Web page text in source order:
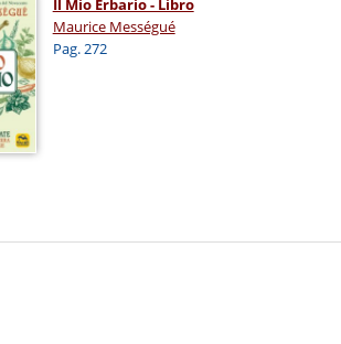
Il Mio Erbario - Libro
Maurice Mességué
Pag. 272